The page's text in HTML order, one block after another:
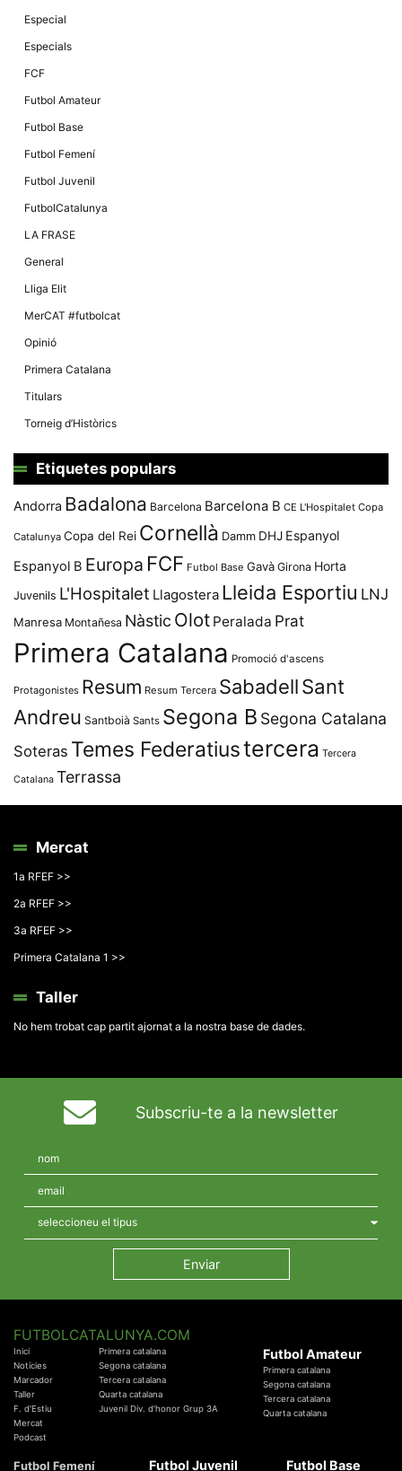
Especial
Especials
FCF
Futbol Amateur
Futbol Base
Futbol Femení
Futbol Juvenil
FutbolCatalunya
LA FRASE
General
Lliga Elit
MerCAT #futbolcat
Opinió
Primera Catalana
Titulars
Torneig d’Històrics
Etiquetes populars
Andorra Badalona Barcelona Barcelona B CE L'Hospitalet Copa
Catalunya Copa del Rei Cornellà Damm DHJ Espanyol
Espanyol B Europa FCF Futbol Base Gavà Girona Horta
Juvenils L'Hospitalet Llagostera Lleida Esportiu LNJ
Manresa Montañesa Nàstic Olot Peralada Prat
Primera Catalana Promoció d'ascens
Protagonistes Resum Resum Tercera SabadellSant
Andreu Santboià Sants Segona B Segona Catalana
Soteras Temes Federatiustercera Tercera
Catalana Terrassa
Mercat
1a RFEF >>
2a RFEF >>
3a RFEF >>
Primera Catalana 1 >>
Taller
No hem trobat cap partit ajornat a la nostra base de dades.
Subscriu-te a la newsletter
FUTBOLCATALUNYA.COM
Inici
Notícies
Marcador
Taller
F. d'Estiu
Mercat
Podcast
Primera catalana
Segona catalana
Tercera catalana
Quarta catalana
Juvenil Div. d'honor Grup 3A
Futbol Amateur
Primera catalana
Segona catalana
Tercera catalana
Quarta catalana
Futbol Femení Futbol Juvenil Futbol Base